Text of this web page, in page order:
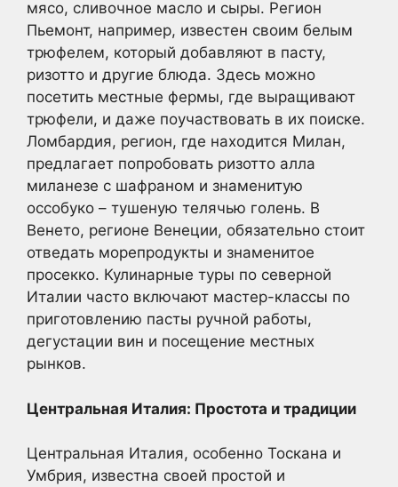
мясо, сливочное масло и сыры. Регион
Пьемонт, например, известен своим белым
трюфелем, который добавляют в пасту,
ризотто и другие блюда. Здесь можно
посетить местные фермы, где выращивают
трюфели, и даже поучаствовать в их поиске.
Ломбардия, регион, где находится Милан,
предлагает попробовать ризотто алла
миланезе с шафраном и знаменитую
оссобуко – тушеную телячью голень. В
Венето, регионе Венеции, обязательно стоит
отведать морепродукты и знаменитое
просекко. Кулинарные туры по северной
Италии часто включают мастер-классы по
приготовлению пасты ручной работы,
дегустации вин и посещение местных
рынков.
Центральная Италия: Простота и традиции
Центральная Италия, особенно Тоскана и
Умбрия, известна своей простой и